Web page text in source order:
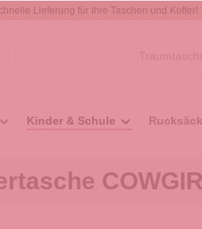
Lieferung für Ihre Taschen und Koffer!
Kinder & Schule